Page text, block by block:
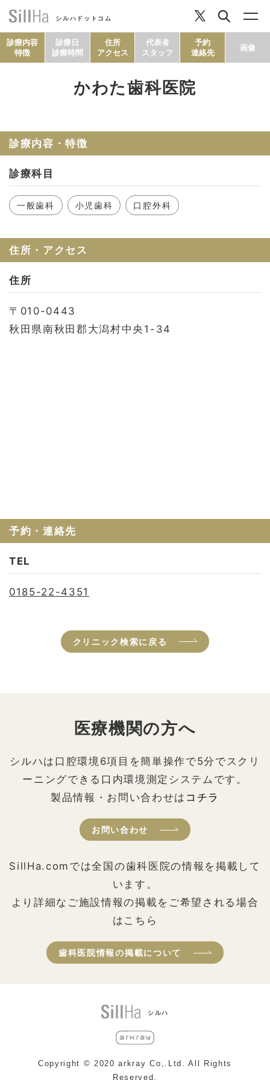
シルハドットコム
セルフチェック
診療内容
特徴
診療日
診療時間
住所
アクセス
代表者
スタッフ
予約
連絡先
画像
かわた歯科医院
診療内容・特徴
診療科目
一般歯科 小児歯科 口腔外科
住所・アクセス
住所
〒010-0443
秋田県南秋田郡大潟村中央1-34
予約・連絡先
TEL
0185-22-4351
クリニック検索に戻る
医療機関の方へ
シルハは口腔環境6項目を簡単操作で5分でスクリ
ーニングできる口内環境測定システムです。
製品情報・お問い合わせは コチラ
お問い合わせ
SillHa.comでは全国の歯科医院の情報を掲載して
います。
より詳細なご施設情報の掲載をご希望される場合
はこちら
歯科医院情報の掲載について
シルハ
Copyright © 2020 arkray Co,.Ltd. All Rights
Reserved.